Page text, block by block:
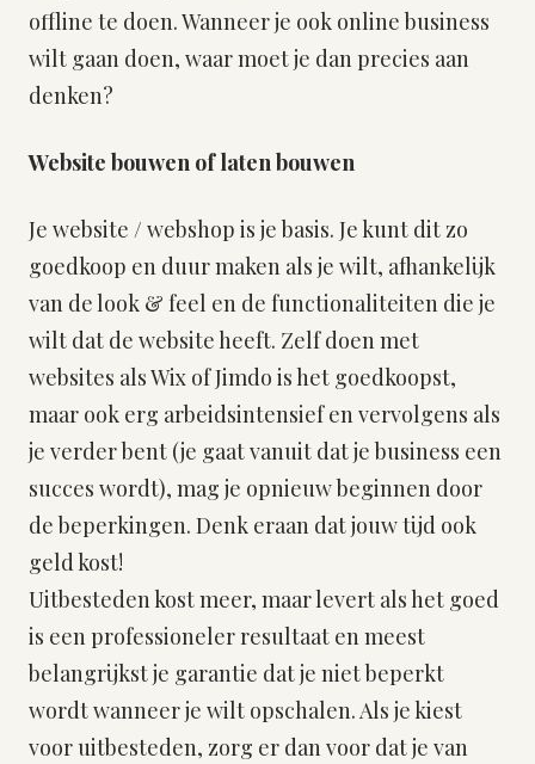
offline te doen. Wanneer je ook online business
wilt gaan doen, waar moet je dan precies aan
denken?
Website bouwen of laten bouwen
Je website / webshop is je basis. Je kunt dit zo
goedkoop en duur maken als je wilt, afhankelijk
van de look & feel en de functionaliteiten die je
wilt dat de website heeft. Zelf doen met
websites als Wix of Jimdo is het goedkoopst,
maar ook erg arbeidsintensief en vervolgens als
je verder bent (je gaat vanuit dat je business een
succes wordt), mag je opnieuw beginnen door
de beperkingen. Denk eraan dat jouw tijd ook
geld kost!
Uitbesteden kost meer, maar levert als het goed
is een professioneler resultaat en meest
belangrijkst je garantie dat je niet beperkt
wordt wanneer je wilt opschalen. Als je kiest
voor uitbesteden, zorg er dan voor dat je van